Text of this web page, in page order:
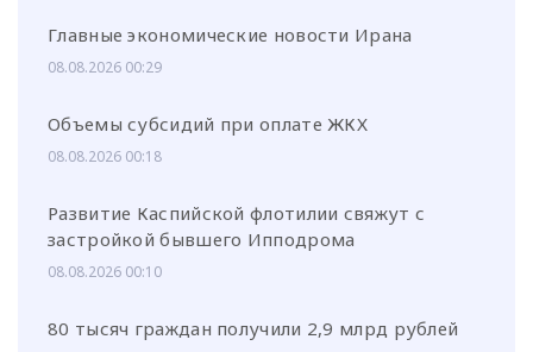
Главные экономические новости Ирана
08.08.2026 00:29
Объемы субсидий при оплате ЖКХ
08.08.2026 00:18
Развитие Каспийской флотилии свяжут с
застройкой бывшего Ипподрома
08.08.2026 00:10
80 тысяч граждан получили 2,9 млрд рублей